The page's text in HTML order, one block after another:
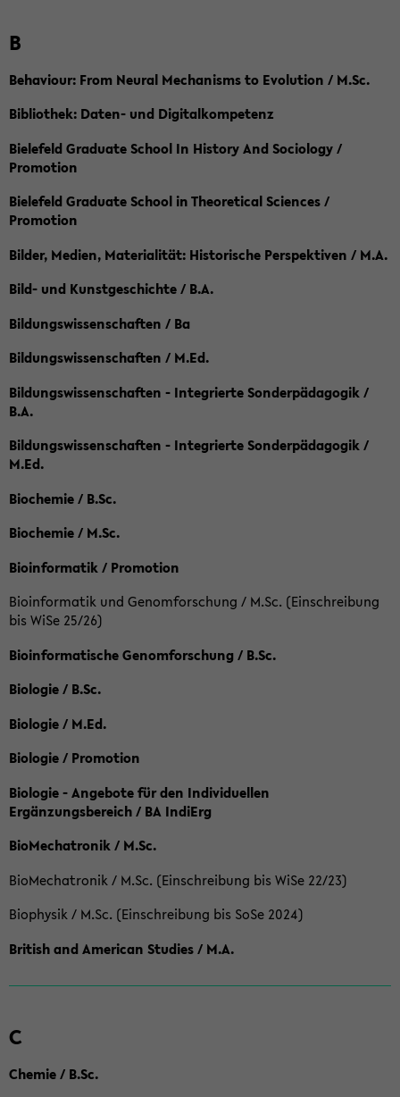
B
Behaviour: From Neural Mechanisms to Evolution / M.Sc.
Bibliothek: Daten- und Digitalkompetenz
Bielefeld Graduate School In History And Sociology /
Promotion
Bielefeld Graduate School in Theoretical Sciences /
Promotion
Bilder, Medien, Materialität: Historische Perspektiven / M.A.
Bild- und Kunstgeschichte / B.A.
Bildungswissenschaften / Ba
Bildungswissenschaften / M.Ed.
Bildungswissenschaften - Integrierte Sonderpädagogik /
B.A.
Bildungswissenschaften - Integrierte Sonderpädagogik /
M.Ed.
Biochemie / B.Sc.
Biochemie / M.Sc.
Bioinformatik / Promotion
Bioinformatik und Genomforschung / M.Sc. (Einschreibung
bis WiSe 25/26)
Bioinformatische Genomforschung / B.Sc.
Biologie / B.Sc.
Biologie / M.Ed.
Biologie / Promotion
Biologie - Angebote für den Individuellen
Ergänzungsbereich / BA IndiErg
BioMechatronik / M.Sc.
BioMechatronik / M.Sc. (Einschreibung bis WiSe 22/23)
Biophysik / M.Sc. (Einschreibung bis SoSe 2024)
British and American Studies / M.A.
C
Chemie / B.Sc.